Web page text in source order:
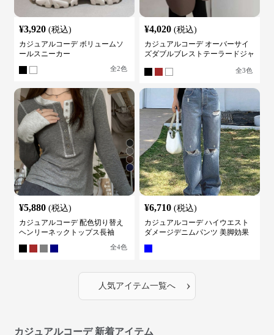
¥3,920 (税込)
カジュアルコーデ ボリュームソ
ールスニーカー
全2色
¥4,020 (税込)
カジュアルコーデ オーバーサイ
ズダブルブレストテーラードジャ
全3色
¥5,880 (税込)
カジュアルコーデ 配色切り替え
ヘンリーネックトップス長袖
全4色
¥6,710 (税込)
カジュアルコーデ ハイウエスト
ダメージデニムパンツ 美脚効果
人気アイテム一覧へ ›
カジュアルコーデ 新着アイテム